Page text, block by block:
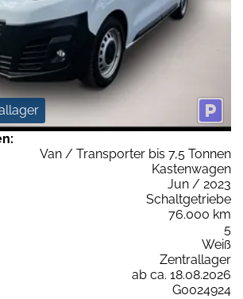
Van / Transporter bis 7,5 Tonnen
Kastenwagen
Jun / 2023
Schaltgetriebe
76.000 km
5
Weiß
Zentrallager
ab ca. 18.08.2026
G0024924